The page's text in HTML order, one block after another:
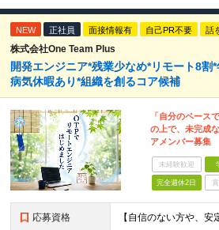
NEW 正社員 面接情報有 自己PR不要 話
株式会社One Team Plus
開発エンジニア*残業少なめ*リモート8割
病気休暇あり*組織を創るコア候補
「自分のペース
の上で、未完成
アメンバー募集
未経験歓迎
完全週休2日
応募資格